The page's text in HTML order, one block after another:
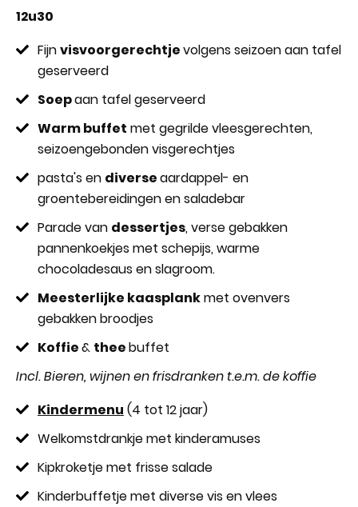
12u30
Fijnvisvoorgerechtjevolgens seizoen aan tafel
geserveerd
Soepaan tafel geserveerd
Warm buffet met gegrilde vleesgerechten,
seizoengebonden visgerechtjes
pasta's en diverseaardappel- en
groentebereidingen en saladebar
Parade van dessertjes, verse gebakken
pannenkoekjes met schepijs, warme
chocoladesaus en slagroom.
Meesterlijke kaasplankmet ovenvers
gebakken broodjes
Koffie& theebuffet
Incl. Bieren, wijnen en frisdranken t.e.m. de koffie
Kindermenu (4 tot 12 jaar)
Welkomstdrankje met kinderamuses
Kipkroketje met frisse salade
Kinderbuffetje met diverse vis en vlees